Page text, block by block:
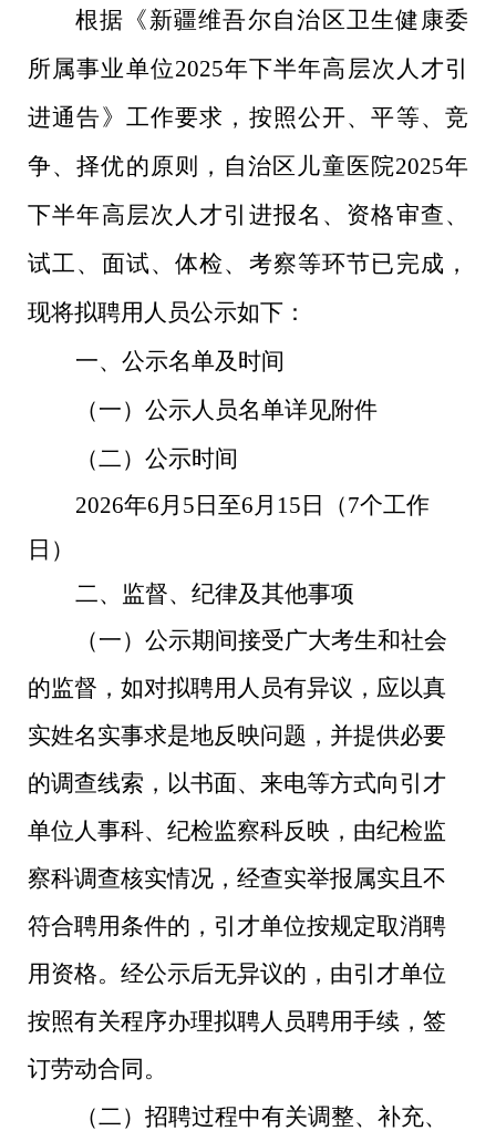
根据《新疆维吾尔自治区卫生健康委
所属事业单位2025年下半年高层次人才引
进通告》工作要求，按照公开、平等、竞
争、择优的原则，自治区儿童医院2025年
下半年高层次人才引进报名、资格审查、
试工、面试、体检、考察等环节已完成，
现将拟聘用人员公示如下：
一、 公示名单及时间
（一）公示人员名单详见附件
（二）公示时间
2026年6月 5 日至6月 15 日（7个工作
日）
二、 监督、纪律及其他事项
（一）公示期间接受广大考生和社会
的监督，如对拟聘用人员有异议，应以真
实姓名实事求是地反映问题，并提供必要
的调查线索，以书面、来电等方式向引才
单位人事科、纪检监察科反映，由纪检监
察科调查核实情况，经查实举报属实且不
符合聘用条件的，引才单位按规定取消聘
用资格。经公示后无异议的，由引才单位
按照有关程序办理拟聘人员聘用手续，签
订劳动合同。
（二）招聘过程中有关调整、补充、